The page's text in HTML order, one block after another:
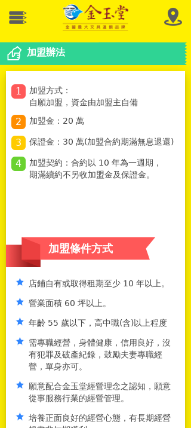
加盟辦法
1
加盟方式：
自願加盟，資金由加盟主自備
2 加盟金：20 萬
3 保證金：30 萬(加盟合約期滿無息退還)
4
加盟契約：合約以 10 年為一週期，
期滿續約不另收加盟金及保證金。
加盟條件方式
店鋪自有或取得租期至少 10 年以上。
營業面積 60 坪以上。
年齡 55 歲以下，高中職(含)以上程度
需專職經營，身體健康，信用良好，沒
有犯罪及破產紀錄，鼓勵夫妻專職經
營，單身亦可。
願意配合金玉堂經營理念之認知，願意
從事服務行業的經營管理。
培養正面良好的經營心態，有長期經營